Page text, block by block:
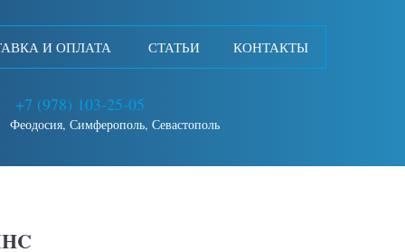
И ОПЛАТА СТАТЬИ КОНТАКТЫ
+7 (978) 103-25-05
Феодосия, Симферополь, Севастополь